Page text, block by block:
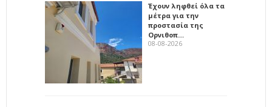
Έχουν ληφθεί όλα τα
μέτρα για την
προστασία της
Ορνιθοπ…
08-08-2026